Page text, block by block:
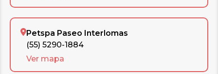
Petspa Paseo Interlomas
(55) 5290-1884
Ver mapa